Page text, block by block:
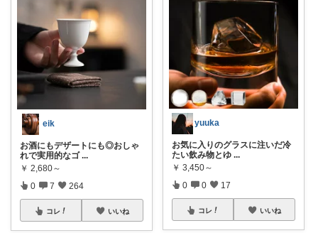
eik
お酒にもデザートにも◎おしゃ
れで実用的なゴ ...
￥ 2,680～
0 7 264
コレ いいね
yuuka
お気に入りのグラスに注いだ冷
たい飲み物とゆ ...
￥ 3,450～
0 0 17
コレ いいね